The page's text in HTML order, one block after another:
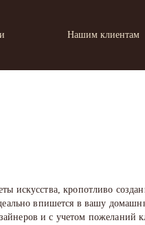
Нашим клиентам
искусства, кропотливо
впишется в вашу
и с учетом пожеланий